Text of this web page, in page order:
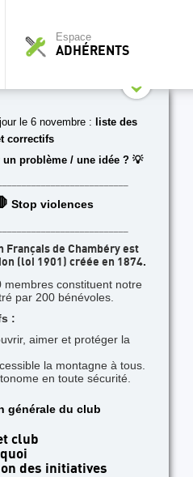
Espace
ADHÉRENTS
les Aiguilles
le 6 novembre :
liste des
correctifs
un problème / une idée ? 💡
Stop violences
Français de Chambéry est
(loi 1901) créée en 1874.
membres constituent notre
par 200 bénévoles.
:
aimer et protéger la
la montagne à tous.
en toute sécurité.
générale du club
club
des initiatives